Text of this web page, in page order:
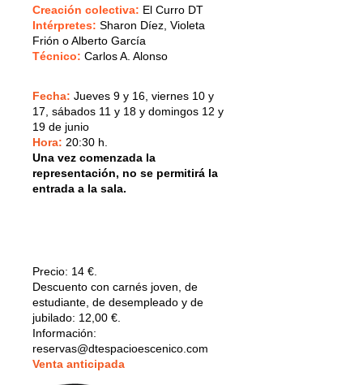
Creación colectiva: El Curro DT
Intérpretes: Sharon Díez, Violeta
Frión o Alberto García
Técnico: Carlos A. Alonso
Fecha: Jueves 9 y 16, viernes 10 y
17, sábados 11 y 18 y domingos 12 y
19 de junio
Hora: 20:30 h.
Una vez comenzada la
representación, no se permitirá la
entrada a la sala.
Precio: 14 €.
Descuento con carnés joven, de
estudiante, de desempleado y de
jubilado: 12,00 €.
Información:
reservas@dtespacioescenico.com
Venta anticipada